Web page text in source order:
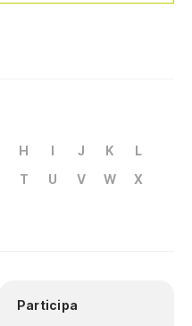
H I J K
L
T U V W
X
Participa